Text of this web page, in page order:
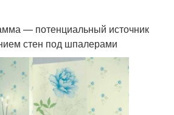
— потенциальный источник
стен под шпалерами